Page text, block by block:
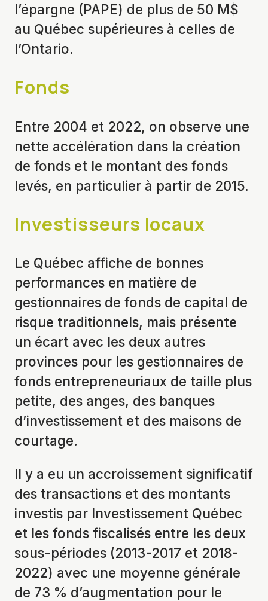
l’épargne (PAPE) de plus de 50 M$
au Québec supérieures à celles de
l’Ontario.
Fonds
Entre 2004 et 2022, on observe une
nette accélération dans la création
de fonds et le montant des fonds
levés, en particulier à partir de 2015.
Investisseurs locaux
Le Québec affiche de bonnes
performances en matière de
gestionnaires de fonds de capital de
risque traditionnels, mais présente
un écart avec les deux autres
provinces pour les gestionnaires de
fonds entrepreneuriaux de taille plus
petite, des anges, des banques
d’investissement et des maisons de
courtage.
Il y a eu un accroissement significatif
des transactions et des montants
investis par Investissement Québec
et les fonds fiscalisés entre les deux
sous-périodes (2013-2017 et 2018-
2022) avec une moyenne générale
de 73 % d’augmentation pour le